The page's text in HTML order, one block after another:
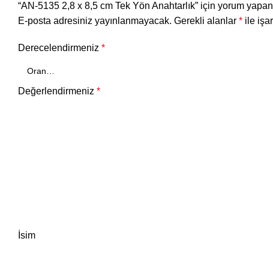
“AN-5135 2,8 x 8,5 cm Tek Yön Anahtarlık” için yorum
E-posta adresiniz yayınlanmayacak. Gerekli alanlar * ile
Derecelendirmeniz *
Değerlendirmeniz *
İsim